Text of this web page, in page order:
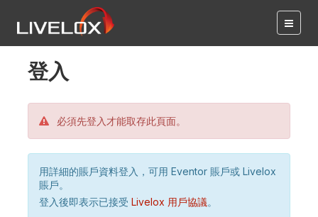
登入
必須先登入才能取存此頁面。
用詳細的賬戶資料登入，可用 Eventor 賬戶或 Livelox
賬戶。
登入後即表示已接受 Livelox 用戶協議。